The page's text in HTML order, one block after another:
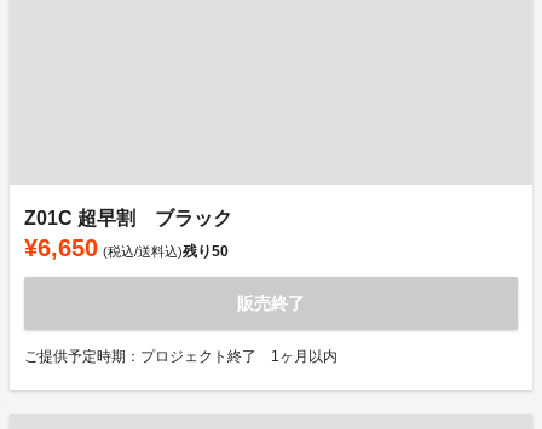
Z01C 超早割 ブラック
¥6,650 (税込/送料込)残り50
販売終了
ご提供予定時期：プロジェクト終了 1ヶ月以内